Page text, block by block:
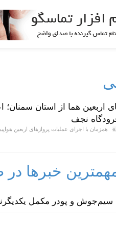
اربعین هما از استان
نجف
همزمان با اجرای عملیات پروازهای اربعین
خبرها در